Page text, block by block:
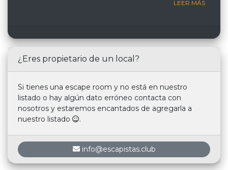
LEER MÁS
¿Eres propietario de un local?
Si tienes una escape room y no está en nuestro
listado o hay algún dato erróneo contacta con
nosotros y estaremos encantados de agregarla a
nuestro listado
.
info@escapistas.club